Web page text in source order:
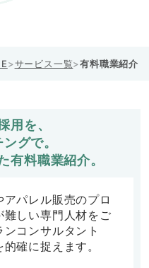
>サービス一覧>有料職業紹介
用を、
グで。
有料職業紹介。
パレル販売のプロ
しい専門人材をご
コンサルタント
確に捉えます。